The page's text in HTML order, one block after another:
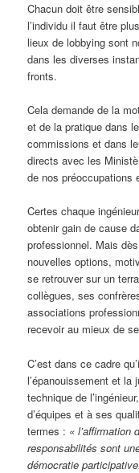
Chacun doit être
l’individu il faut être
lieux de lobbying sont
dans les diverses
fronts.
Cela demande de la
et de la pratique dans
commissions et dans
directs avec les
de nos préoccupations
Certes chaque
obtenir gain de cause
professionnel. Mais
nouvelles options,
se retrouver sur un
collègues, ses
associations
recevoir au mieux de
C’est dans ce cadre
l’épanouissement et la
technique de
d’équipes et à ses
termes : « l’affirmation
responsabilités sont
démocratie